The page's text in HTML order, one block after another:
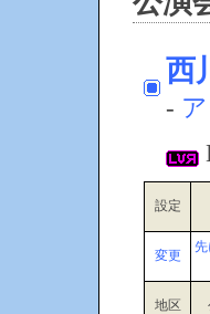
西
-
設定
変更
地区